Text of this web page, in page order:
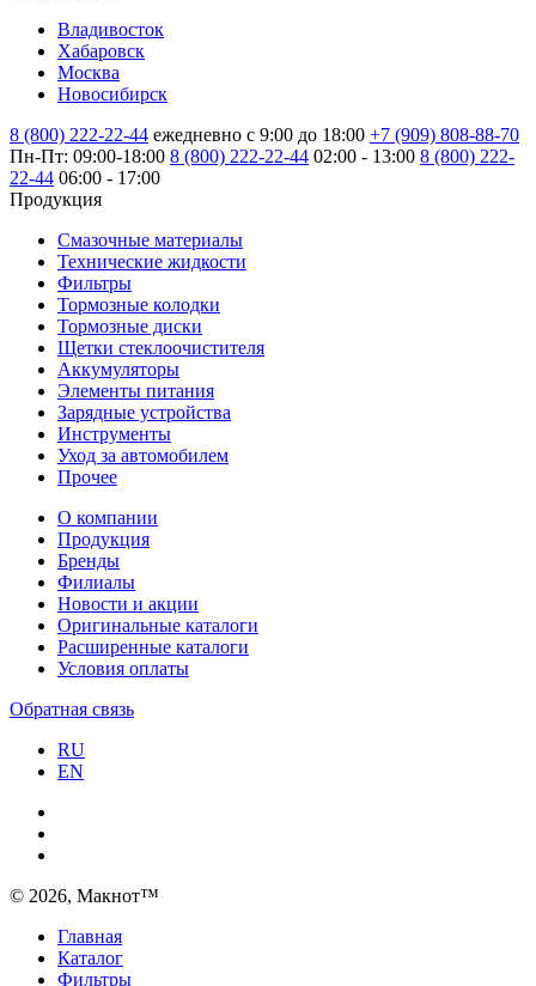
Владивосток
Хабаровск
Москва
Новосибирск
8 (800) 222-22-44 ежедневно с 9:00 до 18:00 +7 (909) 808-88-70
Пн-Пт: 09:00-18:00 8 (800) 222-22-44 02:00 - 13:00 8 (800) 222-
22-44 06:00 - 17:00
Продукция
Смазочные материалы
Технические жидкости
Фильтры
Тормозные колодки
Тормозные диски
Щетки стеклоочистителя
Аккумуляторы
Элементы питания
Зарядные устройства
Инструменты
Уход за автомобилем
Прочее
О компании
Продукция
Бренды
Филиалы
Новости и акции
Оригинальные каталоги
Расширенные каталоги
Условия оплаты
Обратная связь
RU
EN
© 2026, Макнот™
Главная
Каталог
Фильтры